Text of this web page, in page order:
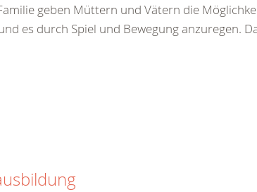
geben Müttern und Vätern die
es durch Spiel und Bewegung anzuregen.